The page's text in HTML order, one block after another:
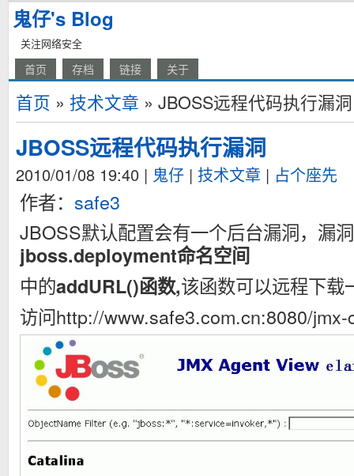
鬼仔's Blog
关注网络安全
首页 存档 链接 关于
首页 » 技术文章 » JBOSS远程代码执行漏洞
JBOSS远程代码执行漏洞
2010/01/08 19:40 | 鬼仔 | 技术文章 | 占个座先
作者： safe3
JBOSS默认配置会有一个后台漏洞，漏
jboss.deployment命名空间
中的addURL()函数,该函数可以远程下载
访问http://www.safe3.com.cn:8080/